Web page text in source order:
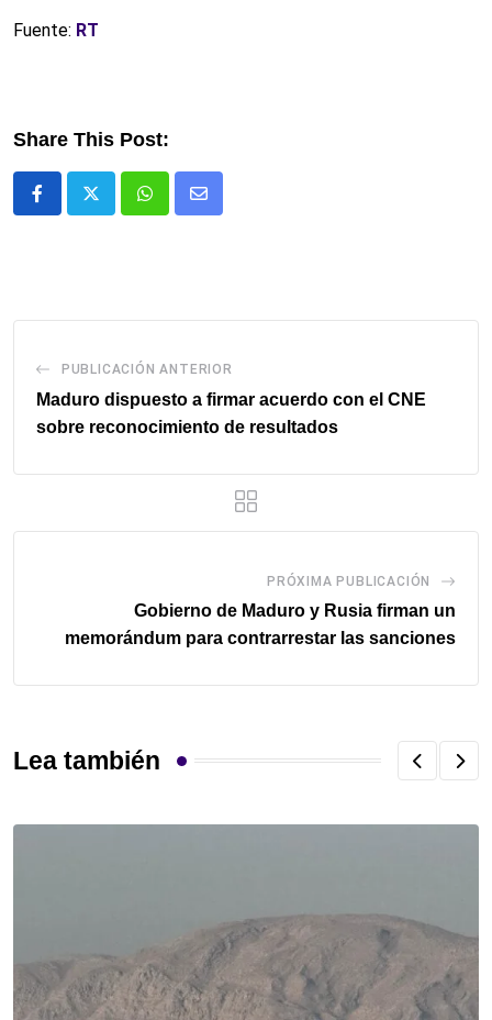
Fuente: RT
Share This Post:
WhatsappComparte
PUBLICACIÓN ANTERIOR
Maduro dispuesto a firmar acuerdo con el CNE
sobre reconocimiento de resultados
PRÓXIMA PUBLICACIÓN
Gobierno de Maduro y Rusia firman un
memorándum para contrarrestar las sanciones
Lea también